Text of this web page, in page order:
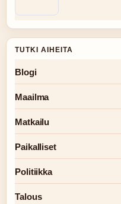
TUTKI AIHEITA
Blogi
Maailma
Matkailu
Paikalliset
Politiikka
Talous